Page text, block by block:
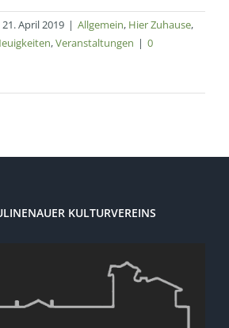
21. April 2019 | Allgemein, Hier Zuhause,
,Veranstaltungen | 0
KULTURVEREINS